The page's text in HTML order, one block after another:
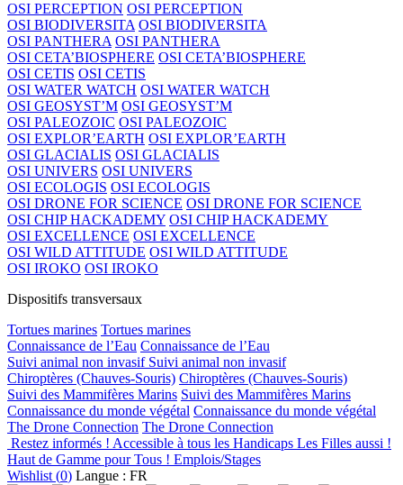
OSI PERCEPTION OSI PERCEPTION
OSI BIODIVERSITA OSI BIODIVERSITA
OSI PANTHERA OSI PANTHERA
OSI CETA’BIOSPHERE OSI CETA’BIOSPHERE
OSI CETIS OSI CETIS
OSI WATER WATCH OSI WATER WATCH
OSI GEOSYST’M OSI GEOSYST’M
OSI PALEOZOIC OSI PALEOZOIC
OSI EXPLOR’EARTH OSI EXPLOR’EARTH
OSI GLACIALIS OSI GLACIALIS
OSI UNIVERS OSI UNIVERS
OSI ECOLOGIS OSI ECOLOGIS
OSI DRONE FOR SCIENCE OSI DRONE FOR SCIENCE
OSI CHIP HACKADEMY OSI CHIP HACKADEMY
OSI EXCELLENCE OSI EXCELLENCE
OSI WILD ATTITUDE OSI WILD ATTITUDE
OSI IROKO OSI IROKO
Dispositifs transversaux
Tortues marines Tortues marines
Connaissance de l’Eau Connaissance de l’Eau
Suivi animal non invasif Suivi animal non invasif
Chiroptères (Chauves-Souris) Chiroptères (Chauves-Souris)
Suivi des Mammifères Marins Suivi des Mammifères Marins
Connaissance du monde végétal Connaissance du monde végétal
The Drone Connection The Drone Connection
Restez informés ! Accessible à tous les Handicaps Les Filles aussi !
Haut de Gamme pour Tous ! Emplois/Stages
Wishlist (0) Langue : FR